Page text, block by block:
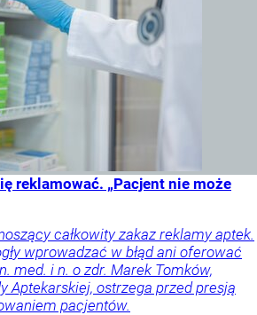
reklamować. „Pacjent nie może
całkowity zakaz reklamy aptek.
wprowadzać w błąd ani oferować
med. i n. o zdr. Marek Tomków,
Aptekarskiej, ostrzega przed presją
pacjentów.